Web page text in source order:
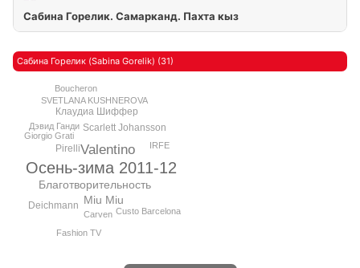
Сабина Горелик. Самарканд. Пахта кыз
Сабина Горелик (Sabina Gorelik) (31)
Осень-зима 2011-12
Valentino
Благотворительность
Miu Miu
Scarlett Johansson
Клаудиа Шиффер
Pirelli
Deichmann
Carven
Fashion TV
Custo Barcelona
Дэвид Ганди
SVETLANA KUSHNEROVA
IRFE
Boucheron
Giorgio Grati